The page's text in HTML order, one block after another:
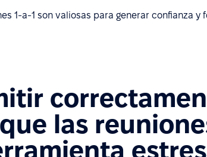
1-a-1 son valiosas para generar confianza y
las